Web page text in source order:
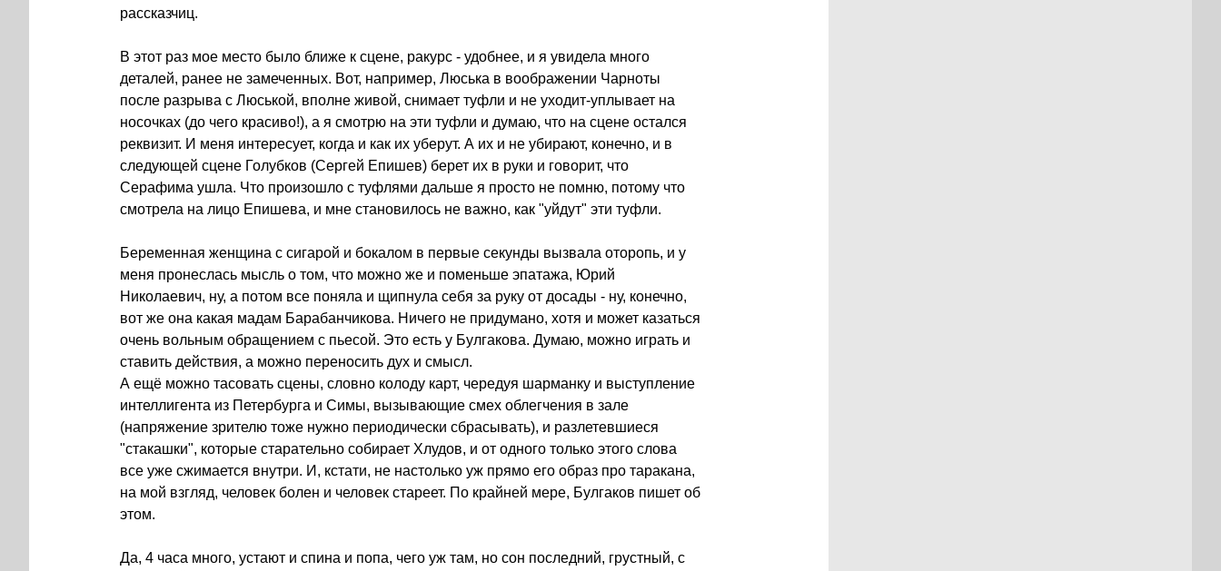
рассказчиц.
В этот раз мое место было ближе к сцене, ракурс - удобнее, и я увидела много
деталей, ранее не замеченных. Вот, например, Люська в воображении Чарноты
после разрыва с Люськой, вполне живой, снимает туфли и не уходит-уплывает на
носочках (до чего красиво!), а я смотрю на эти туфли и думаю, что на сцене остался
реквизит. И меня интересует, когда и как их уберут. А их и не убирают, конечно, и в
следующей сцене Голубков (Сергей Епишев) берет их в руки и говорит, что
Серафима ушла. Что произошло с туфлями дальше я просто не помню, потому что
смотрела на лицо Епишева, и мне становилось не важно, как "уйдут" эти туфли.
Беременная женщина с сигарой и бокалом в первые секунды вызвала оторопь, и у
меня пронеслась мысль о том, что можно же и поменьше эпатажа, Юрий
Николаевич, ну, а потом все поняла и щипнула себя за руку от досады - ну, конечно,
вот же она какая мадам Барабанчикова. Ничего не придумано, хотя и может казаться
очень вольным обращением с пьесой. Это есть у Булгакова. Думаю, можно играть и
ставить действия, а можно переносить дух и смысл.
А ещё можно тасовать сцены, словно колоду карт, чередуя шарманку и выступление
интеллигента из Петербурга и Симы, вызывающие смех облегчения в зале
(напряжение зрителю тоже нужно периодически сбрасывать), и разлетевшиеся
"стакашки", которые старательно собирает Хлудов, и от одного только этого слова
все уже сжимается внутри. И, кстати, не настолько уж прямо его образ про таракана,
на мой взгляд, человек болен и человек стареет. По крайней мере, Булгаков пишет об
этом.
Да, 4 часа много, устают и спина и попа, чего уж там, но сон последний, грустный, с